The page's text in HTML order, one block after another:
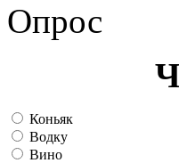
Опрос
Коньяк
Водку
Вино